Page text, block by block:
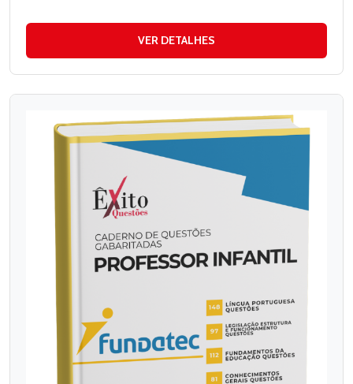
VER DETALHES